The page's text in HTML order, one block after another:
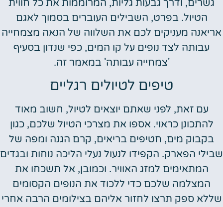
גשרים, ודרך גבעות גליות, המרוממות את כל חווית
הטיול. בפרט, השבילים העוברים בסמוך לאגם
אריאנה מעניקים לכם את השלווה של הנאה מצמחייה
עבותה לצד נופים על קו המים, כפי שנדון בסעיף
'צמחייה עבותה' במאמר זה.
טיפים לטיולים רגליים
עם זאת, לפני שאתם יוצאים לטיול, חשוב מאוד
להתכונן כראוי. אספו את מצרכי הטיול שלכם, כגון
בקבוק מים, חטיפים בריאים, קרם הגנה ומפה של
שבילי הפארק. הקפידו לנעול נעלי הליכה נוחות ובגדים
המתאימים למזג האוויר. וכמובן, אל תשכחו את
המצלמה שלכם כדי ללכוד את הנופים הקסומים
שללא ספק תרצו לחזור אליהם בצילומים הרבה אחרי